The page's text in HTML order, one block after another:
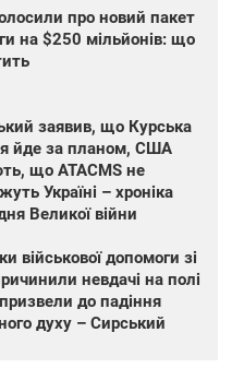
про новий пакет
на $250 мільйонів: що
заявив, що Курська
йде за планом, США
що ATACMS не
Україні – хроніка
Великої війни
військової допомоги зі
невдачі на полі
до падіння
духу – Сирський